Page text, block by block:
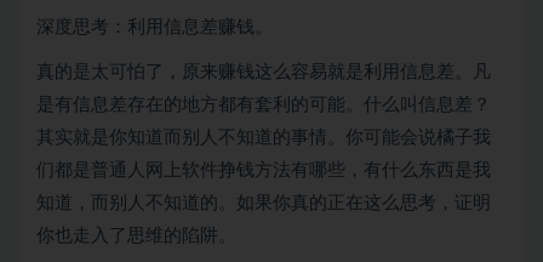
深度思考：利用信息差赚钱。
真的是太可怕了，原来赚钱这么容易就是利用信息差。凡
是有信息差存在的地方都有套利的可能。什么叫信息差？
其实就是你知道而别人不知道的事情。你可能会说橘子我
们都是普通人网上软件挣钱方法有哪些，有什么东西是我
知道，而别人不知道的。如果你真的正在这么思考，证明
你也走入了思维的陷阱。